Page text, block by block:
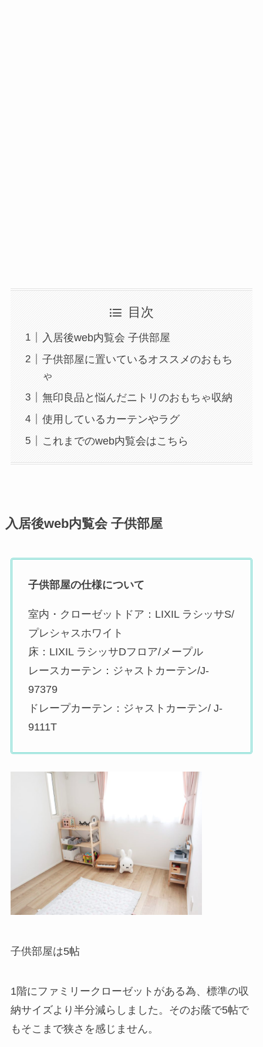
目次
入居後web内覧会 子供部屋
子供部屋に置いているオススメのおもち
ゃ
無印良品と悩んだニトリのおもちゃ収納
使用しているカーテンやラグ
これまでのweb内覧会はこちら
入居後web内覧会 子供部屋
子供部屋の仕様について
室内・クローゼットドア：LIXIL ラシッサS/
プレシャスホワイト
床：LIXIL ラシッサDフロア/メープル
レースカーテン：ジャストカーテン/J-
97379
ドレープカーテン：ジャストカーテン/ J-
9111T
子供部屋は5帖
1階にファミリークローゼットがある為、標準の収
納サイズより半分減らしました。そのお蔭で5帖で
もそこまで狭さを感じません。